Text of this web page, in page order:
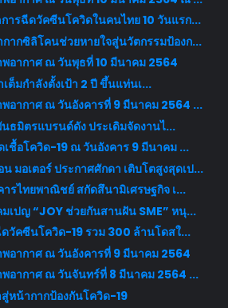
ารฉีดวัคซีนโควิดในคนไทย 10 วันแรก...
ากซิลิโคนช่วยหายใจสู่นวัตกรรมป้องก...
อากาศ ณ วันพุธที่ 10 มีนาคม 2564
ต็มกำลังตั้งเป้า 2 ปี ขึ้นแท่นเ...
อากาศ ณ วันอังคารที่ 9 มีนาคม 2564 ...
นธมิตรแบรนด์ดัง ประเดิมจัดงานไ...
ชื้อโควิด-19 ณ วันอังคาร 9 มีนาคม ...
มอเตอร์ ประกาศศักดา เติบโตสูงสุดเป...
รไทยพาณิชย์ สกัดสึนามิเศรษฐกิจ เ...
เปญ “JOY ช่วยกันสานฝัน SME” หนุ...
วัคซีนโควิด-19 รวม 300 ล้านโดสใ...
อากาศ ณ วันอังคารที่ 9 มีนาคม 2564
อากาศ ณ วันจันทร์ที่ 8 มีนาคม 2564 ...
หน้ากากป้องกันโควิด-19